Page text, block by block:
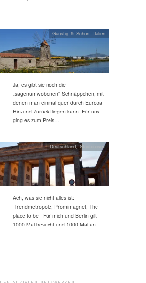
Günstig & Schön Italien
Ja, es gibt sie noch die
„sagenumwobenen“ Schnäppchen, mit
denen man einmal quer durch Europa
Hin-und Zurück fliegen kann. Für uns
ging es zum Preis…
Deutschland,Städtereisen
Ach, was sie nicht alles ist:
Trendmetropole, Promimagnet, The
place to be ! Für mich und Berlin gilt:
1000 Mal besucht und 1000 Mal an…